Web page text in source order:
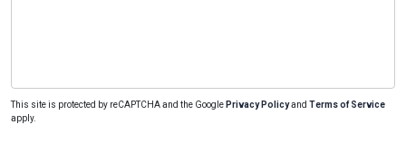
This site is protected by reCAPTCHA and the Google Privacy Policyand Terms of Service
apply.